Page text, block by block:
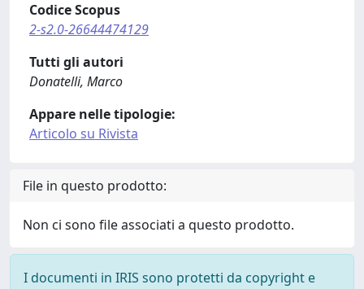
Codice Scopus
2-s2.0-26644474129
Tutti gli autori
Donatelli, Marco
Appare nelle tipologie:
Articolo su Rivista
File in questo prodotto:
Non ci sono file associati a questo prodotto.
I documenti in IRIS sono protetti da copyright e